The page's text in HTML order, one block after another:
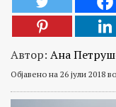
Автор: Ана
Објавено на 26 јули 2018